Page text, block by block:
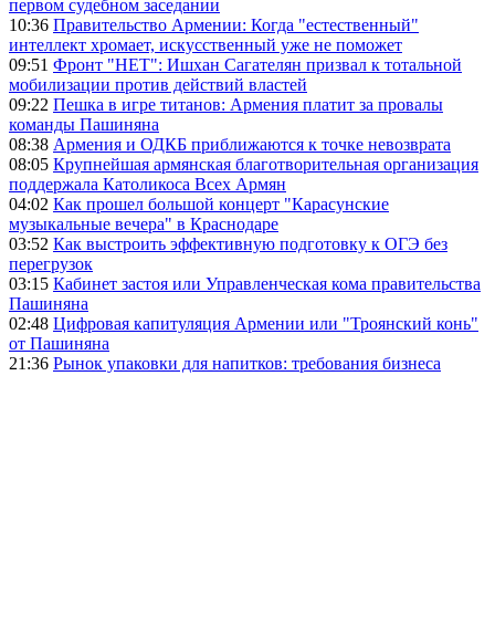
первом судебном заседании
10:36 Правительство Армении: Когда "естественный"
интеллект хромает, искусственный уже не поможет
09:51 Фронт "НЕТ": Ишхан Сагателян призвал к тотальной
мобилизации против действий властей
09:22 Пешка в игре титанов: Армения платит за провалы
команды Пашиняна
08:38 Армения и ОДКБ приближаются к точке невозврата
08:05 Крупнейшая армянская благотворительная организация
поддержала Католикоса Всех Армян
04:02 Как прошел большой концерт "Карасунские
музыкальные вечера" в Краснодаре
03:52 Как выстроить эффективную подготовку к ОГЭ без
перегрузок
03:15 Кабинет застоя или Управленческая кома правительства
Пашиняна
02:48 Цифровая капитуляция Армении или "Троянский конь"
от Пашиняна
21:36 Рынок упаковки для напитков: требования бизнеса